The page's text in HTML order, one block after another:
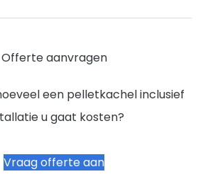
Offerte aanvragen
een pelletkachel inclusief
u gaat kosten?
Vraag offerte aan